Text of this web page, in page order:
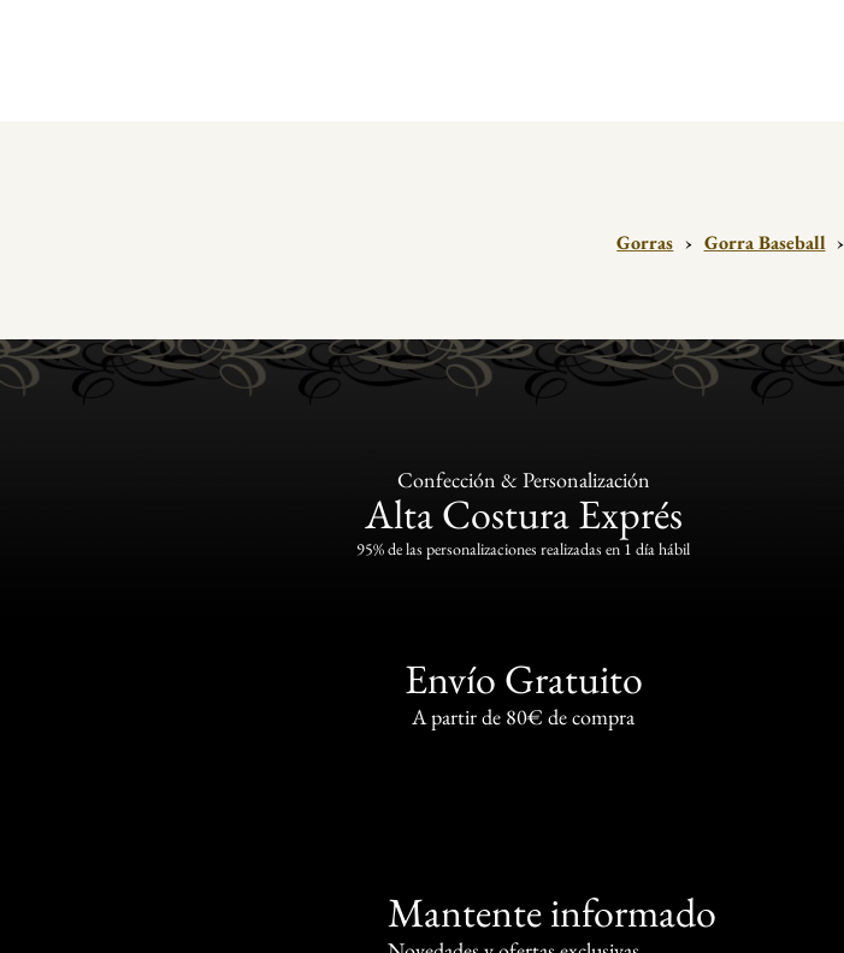
Gorras › Gorra Baseball ›
Confección & Personalización
Alta Costura Exprés
95% de las personalizaciones realizadas en 1 día hábil
Envío Gratuito
A partir de 80€ de compra
Mantente informado